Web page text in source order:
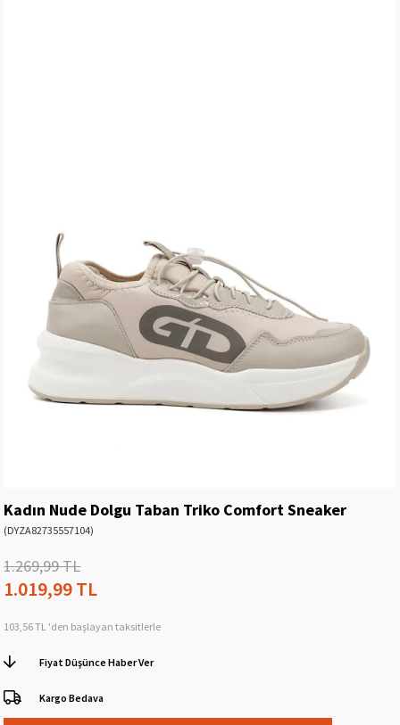
Kadın Nude Dolgu Taban Triko Comfort Sneaker
(DYZA82735557104)
1.269,99 TL
1.019,99 TL
103,56 TL 'den başlayan taksitlerle
Fiyat Düşünce Haber Ver
Kargo Bedava